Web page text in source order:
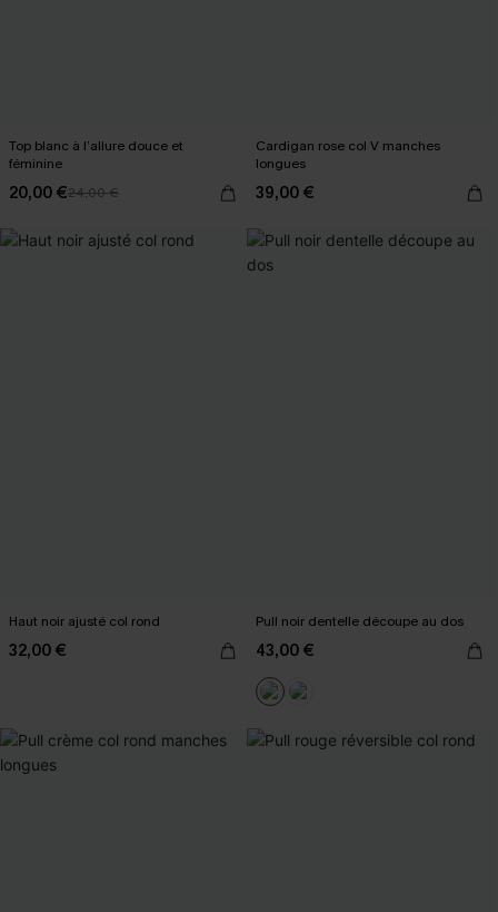
Top blanc à l’allure douce et
féminine
20,00 €24,00 €
Cardigan rose col V manches
longues
39,00 €
Haut noir ajusté col rond
32,00 €
Pull noir dentelle découpe au dos
43,00 €